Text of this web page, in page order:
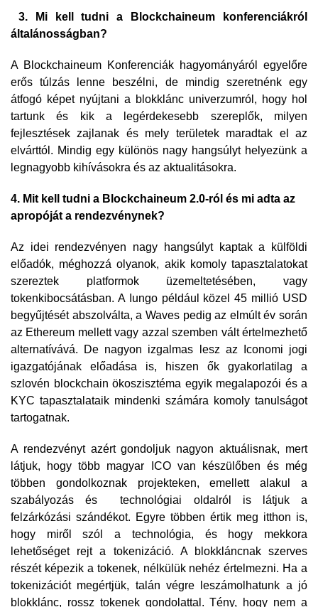
3. Mi kell tudni a Blockchaineum konferenciákról
általánosságban?
A Blockchaineum Konferenciák hagyományáról egyelőre
erős túlzás lenne beszélni, de mindig szeretnénk egy
átfogó képet nyújtani a blokklánc univerzumról, hogy hol
tartunk és kik a legérdekesebb szereplők, milyen
fejlesztések zajlanak és mely területek maradtak el az
elvárttól. Mindig egy különös nagy hangsúlyt helyezünk a
legnagyobb kihívásokra és az aktualitásokra.
4. Mit kell tudni a Blockchaineum 2.0-ról és mi adta az
apropóját a rendezvénynek?
Az idei rendezvényen nagy hangsúlyt kaptak a külföldi
előadók, méghozzá olyanok, akik komoly tapasztalatokat
szereztek platformok üzemeltetésében, vagy
tokenkibocsátásban. A Iungo például közel 45 millió USD
begyűjtését abszolválta, a Waves pedig az elmúlt év során
az Ethereum mellett vagy azzal szemben vált értelmezhető
alternatívává. De nagyon izgalmas lesz az Iconomi jogi
igazgatójának előadása is, hiszen ők gyakorlatilag a
szlovén blockchain ökoszisztéma egyik megalapozói és a
KYC tapasztalataik mindenki számára komoly tanulságot
tartogatnak.
A rendezvényt azért gondoljuk nagyon aktuálisnak, mert
látjuk, hogy több magyar ICO van készülőben és még
többen gondolkoznak projekteken, emellett alakul a
szabályozás és technológiai oldalról is látjuk a
felzárkózási szándékot. Egyre többen értik meg itthon is,
hogy miről szól a technológia, és hogy mekkora
lehetőséget rejt a tokenizáció. A blokkláncnak szerves
részét képezik a tokenek, nélkülük nehéz értelmezni. Ha a
tokenizációt megértjük, talán végre leszámolhatunk a jó
blokklánc, rossz tokenek gondolattal. Tény, hogy nem a